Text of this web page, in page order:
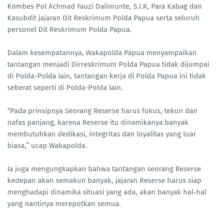
Kombes Pol Achmad Fauzi Dalimunte, S.I.K, Para Kabag dan
Kasubdit jajaran Dit Reskrimum Polda Papua serta seluruh
personel Dit Reskrimum Polda Papua.
Dalam kesempatannya, Wakapolda Papua menyampaikan
tantangan menjadi Dirreskrimum Polda Papua tidak dijumpai
di Polda-Polda lain, tantangan kerja di Polda Papua ini tidak
seberat seperti di Polda-Polda lain.
“Pada prinsipnya Seorang Reserse harus fokus, tekun dan
nafas panjang, karena Reserse itu dinamikanya banyak
membutuhkan dedikasi, integritas dan loyalitas yang luar
biasa,” ucap Wakapolda.
Ia juga mengungkapkan bahwa tantangan seorang Reserse
kedepan akan semakun banyak, jajaran Reserse harus siap
menghadapi dinamika situasi yang ada, akan banyak hal-hal
yang nantinya merepotkan semua.